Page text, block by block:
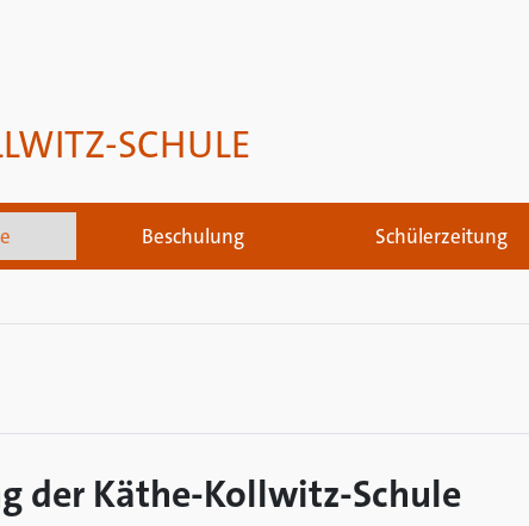
SCHULE
Beschulung Schülerzeitung
der Käthe-Kollwitz-Schule